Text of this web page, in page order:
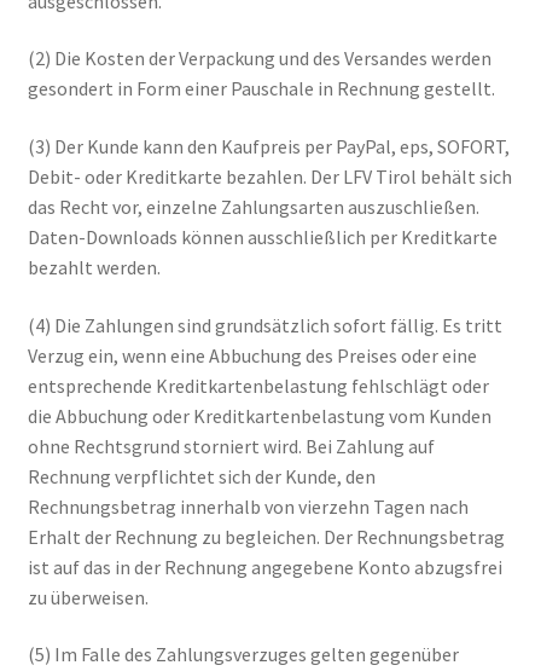
(2) Die Kosten der Verpackung und des Versandes werden
gesondert in Form einer Pauschale in Rechnung gestellt.
(3) Der Kunde kann den Kaufpreis per PayPal, eps, SOFORT,
Debit- oder Kreditkarte bezahlen. Der LFV Tirol behält sich
das Recht vor, einzelne Zahlungsarten auszuschließen.
Daten-Downloads können ausschließlich per Kreditkarte
bezahlt werden.
(4) Die Zahlungen sind grundsätzlich sofort fällig. Es tritt
Verzug ein, wenn eine Abbuchung des Preises oder eine
entsprechende Kreditkartenbelastung fehlschlägt oder
die Abbuchung oder Kreditkartenbelastung vom Kunden
ohne Rechtsgrund storniert wird. Bei Zahlung auf
Rechnung verpflichtet sich der Kunde, den
Rechnungsbetrag innerhalb von vierzehn Tagen nach
Erhalt der Rechnung zu begleichen. Der Rechnungsbetrag
ist auf das in der Rechnung angegebene Konto abzugsfrei
zu überweisen.
(5) Im Falle des Zahlungsverzuges gelten gegenüber